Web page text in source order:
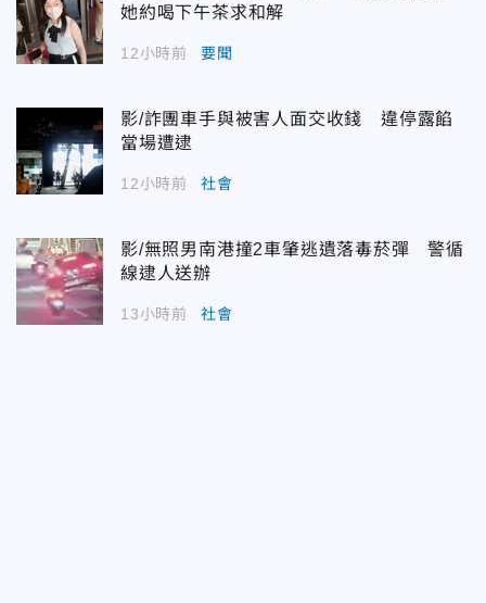
她約喝下午茶求和解
12小時前 要聞
影/詐團車手與被害人面交收錢 違停露餡
當場遭逮
12小時前 社會
影/無照男南港撞2車肇逃遺落毒菸彈 警循
線逮人送辦
13小時前 社會